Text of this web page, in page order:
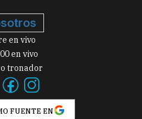
en vivo
en vivo
tronador
FUENTE EN